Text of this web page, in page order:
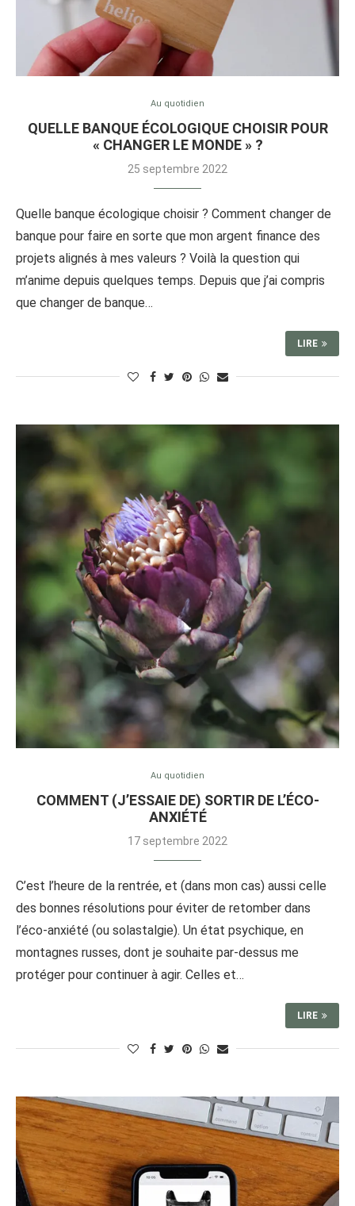
Au quotidien
QUELLE BANQUE ÉCOLOGIQUE CHOISIR POUR
« CHANGER LE MONDE » ?
25 septembre 2022
Quelle banque écologique choisir ? Comment changer de
banque pour faire en sorte que mon argent finance des
projets alignés à mes valeurs ? Voilà la question qui
m’anime depuis quelques temps. Depuis que j’ai compris
que changer de banque…
LIRE
Au quotidien
COMMENT (J’ESSAIE DE) SORTIR DE L’ÉCO-
ANXIÉTÉ
17 septembre 2022
C’est l’heure de la rentrée, et (dans mon cas) aussi celle
des bonnes résolutions pour éviter de retomber dans
l’éco-anxiété (ou solastalgie). Un état psychique, en
montagnes russes, dont je souhaite par-dessus me
protéger pour continuer à agir. Celles et…
LIRE